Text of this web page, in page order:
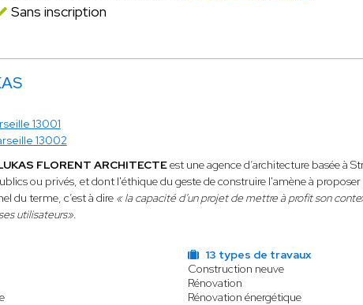
Sans inscription
13001
13002
FLORENT ARCHITECTEest une agence d’architecture basée à
ou privés, et dont l'éthique du geste de construire l'amène à
du terme, c’est à dire « la capacité d’un projet de mettre à profit son
utilisateurs».
13 types de travaux
Construction neuve
Rénovation
Rénovation énergétique